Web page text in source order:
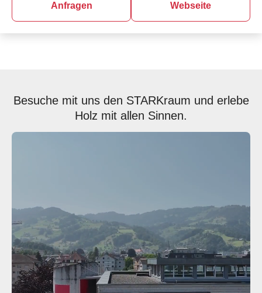
Anfragen Webseite
Besuche mit uns den STARKraum und erlebe
Holz mit allen Sinnen.